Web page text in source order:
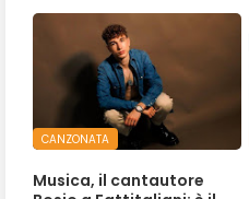
CANZONATA
Musica, il cantautore